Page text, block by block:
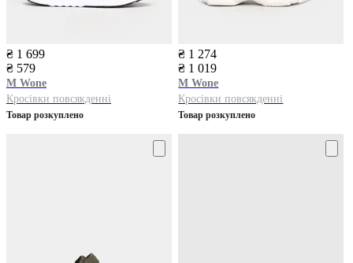
₴ 1 699
₴ 579
M Wone
Кросівки повсякденні
Товар розкуплено
₴ 1 274
₴ 1 019
M Wone
Кросівки повсякденні
Товар розкуплено